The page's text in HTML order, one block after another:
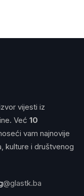
vijesti iz
Već 10
vam najnovije
kulture i društvenog
@glastk.ba